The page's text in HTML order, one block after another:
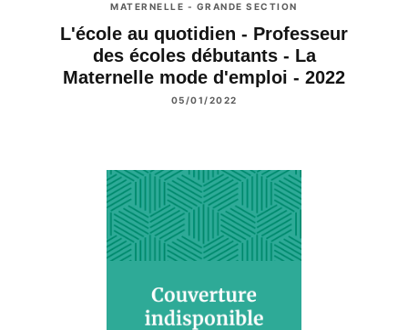
MATERNELLE - GRANDE SECTION
L'école au quotidien - Professeur
des écoles débutants - La
Maternelle mode d'emploi - 2022
05/01/2022